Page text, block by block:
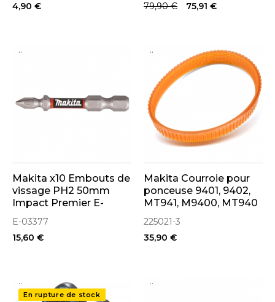
4,90 €
79,90 €
75,91 €
..
Makita x10 Embouts de
vissage PH2 50mm
Impact Premier E-
03377
E-03377
15,60 €
..
Makita Courroie pour
ponceuse 9401, 9402,
MT941, M9400, MT940
(225021-3)
225021-3
35,90 €
..
En rupture de stock
..